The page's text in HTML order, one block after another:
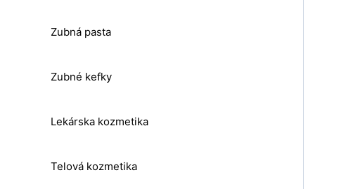
Zubná pasta
Zubné kefky
Lekárska kozmetika
Telová kozmetika